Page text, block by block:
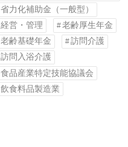
省力化補助金（一般型）
経営・管理
老齢厚生年金
老齢基礎年金
訪問介護
訪問入浴介護
食品産業特定技能協議会
飲食料品製造業